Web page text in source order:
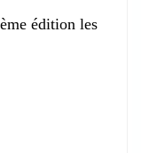
édition les